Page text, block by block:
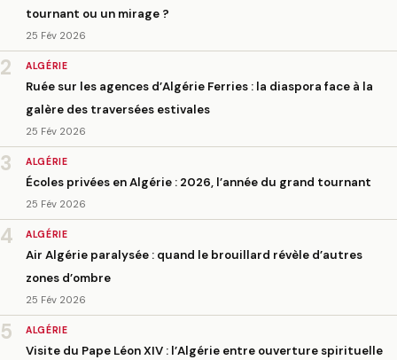
tournant ou un mirage ?
25 Fév 2026
2 ALGÉRIE
Ruée sur les agences d’Algérie Ferries : la diaspora face à la
galère des traversées estivales
25 Fév 2026
3 ALGÉRIE
Écoles privées en Algérie : 2026, l’année du grand tournant
25 Fév 2026
4 ALGÉRIE
Air Algérie paralysée : quand le brouillard révèle d’autres
zones d’ombre
25 Fév 2026
5 ALGÉRIE
Visite du Pape Léon XIV : l’Algérie entre ouverture spirituelle